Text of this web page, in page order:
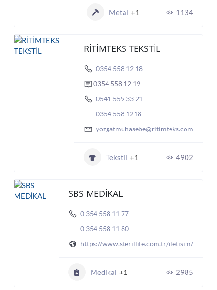
Metal +1 1134
RİTİMTEKS TEKSTİL
0354 558 12 18
0354 558 12 19
0541 559 33 21
0354 558 1218
yozgatmuhasebe@ritimteks.com
Tekstil +1 4902
SBS MEDİKAL
0 354 558 11 77
0 354 558 11 80
https://www.sterillife.com.tr/iletisim/
Medikal +1 2985